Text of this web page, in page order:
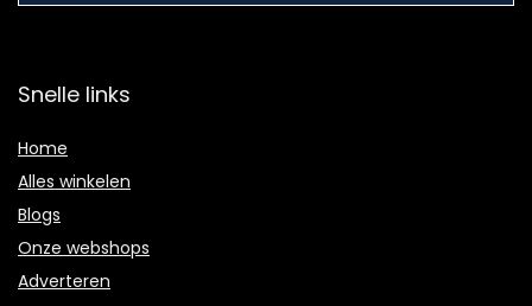
Snelle links
Home
Alles winkelen
Blogs
Onze webshops
Adverteren